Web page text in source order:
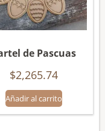
de Pascuas
$2,265.74
Añadir al carrito